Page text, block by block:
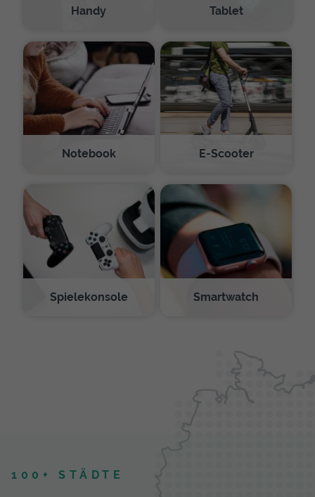
Handy Tablet
Notebook E-Scooter
Spielekonsole Smartwatch
100+ STÄDTE